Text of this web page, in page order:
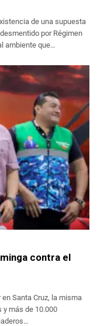
de una supuesta
por Régimen
ambiente que…
contra el
Santa Cruz, la misma
y más de 10.000